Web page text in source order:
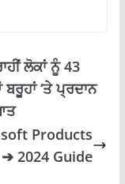
ਲੋਕਾਂ ਨੂੰ 43
‘ਤੇ ਪ੍ਰਦਾਨ
Products
2024 Guide